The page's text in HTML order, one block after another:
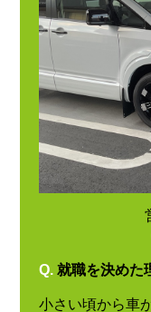
Q. 就職を決めた
小さい頃から車